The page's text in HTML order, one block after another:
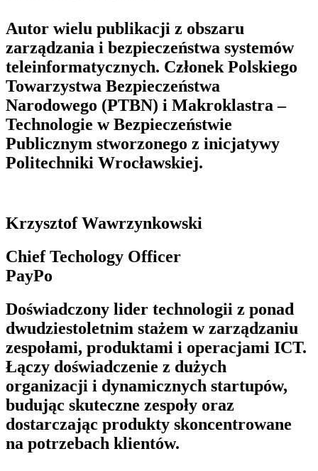
Autor wielu publikacji z obszaru
zarządzania i bezpieczeństwa systemów
teleinformatycznych. Członek Polskiego
Towarzystwa Bezpieczeństwa
Narodowego (PTBN) i Makroklastra –
Technologie w Bezpieczeństwie
Publicznym stworzonego z inicjatywy
Politechniki Wrocławskiej.
Krzysztof Wawrzynkowski
Chief Techology Officer
PayPo
Doświadczony lider technologii z ponad
dwudziestoletnim stażem w zarządzaniu
zespołami, produktami i operacjami ICT.
Łączy doświadczenie z dużych
organizacji i dynamicznych startupów,
budując skuteczne zespoły oraz
dostarczając produkty skoncentrowane
na potrzebach klientów.